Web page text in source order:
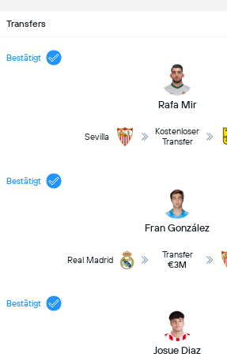
Transfers
Bestätigt
Rafa Mir
Sevilla
Kostenloser
Transfer
Bestätigt
Fran González
Real Madrid
Transfer
€3M
Bestätigt
Josue Diaz